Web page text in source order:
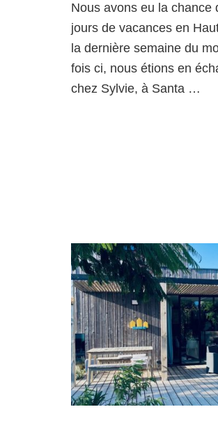
Nous avons eu la chance
jours de vacances en
la dernière semaine du
fois ci, nous étions en
chez Sylvie, à Santa …